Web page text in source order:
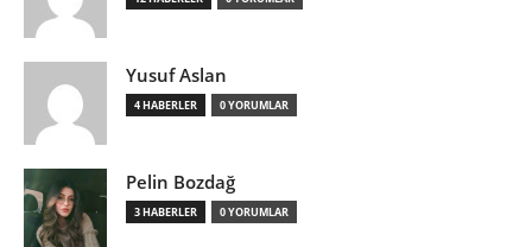
Yusuf Aslan
4 HABERLER 0 YORUMLAR
Pelin Bozdağ
3 HABERLER 0 YORUMLAR